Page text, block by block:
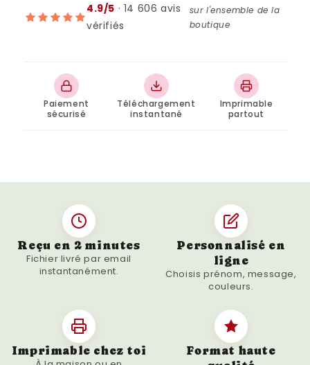
toute cuisine, qu'elle soit contemporaine ou
traditionnelle. Imprimable à la maison, cette
les amateurs de décoration d'intérieur.
Apportez une ambiance chaleureuse et
accueillante à votre espace culinaire avec
4.9/5 · 14 606 avis
vérifiés
sur l'ensemble de la
boutique
Paiement
sécurisé
Téléchargement
instantané
Imprimable
partout
Reçu en 2 minutes
Fichier livré par email
instantanément.
Personnalisé en
ligne
Choisis prénom, message,
couleurs.
Imprimable chez toi
Format haute